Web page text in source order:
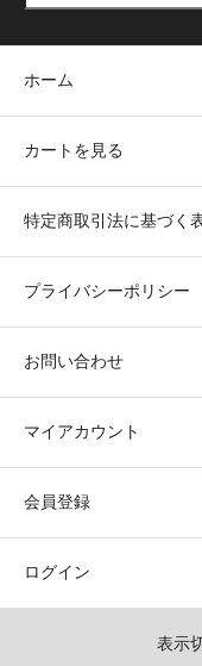
ホーム
カートを見る
特定商取引法に基づく
プライバシーポリシー
お問い合わせ
マイアカウント
会員登録
ログイン
表示